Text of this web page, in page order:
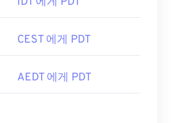
CEST 에게 PDT
AEDT 에게 PDT